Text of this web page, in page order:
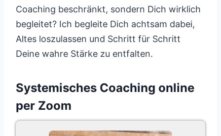
Coaching beschränkt, sondern Dich wirklich
begleitet? Ich begleite Dich achtsam dabei,
Altes loszulassen und Schritt für Schritt
Deine wahre Stärke zu entfalten.
Systemisches Coaching online
per Zoom